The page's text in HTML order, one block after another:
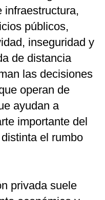
infraestructura,
públicos,
inseguridad y
de distancia
las decisiones
operan de
ayudan a
importante del
el rumbo
privada suele